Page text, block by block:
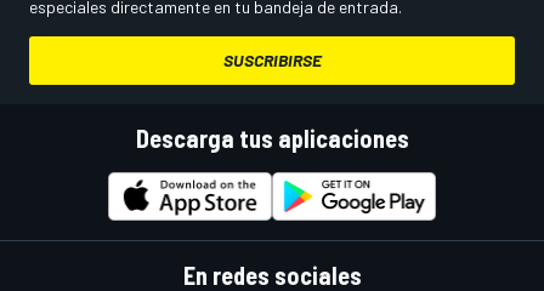
especiales directamente en tu bandeja de entrada.
SUSCRIBIRSE
Descarga tus aplicaciones
En redes sociales